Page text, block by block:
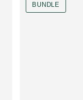
BUNDLE